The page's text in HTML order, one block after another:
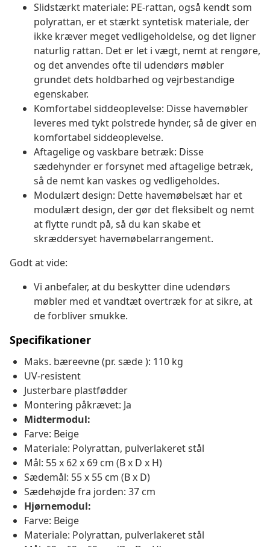
Slidstærkt materiale: PE-rattan, også kendt som
polyrattan, er et stærkt syntetisk materiale, der
ikke kræver meget vedligeholdelse, og det ligner
naturlig rattan. Det er let i vægt, nemt at rengøre,
og det anvendes ofte til udendørs møbler
grundet dets holdbarhed og vejrbestandige
egenskaber.
Komfortabel siddeoplevelse: Disse havemøbler
leveres med tykt polstrede hynder, så de giver en
komfortabel siddeoplevelse.
Aftagelige og vaskbare betræk: Disse
sædehynder er forsynet med aftagelige betræk,
så de nemt kan vaskes og vedligeholdes.
Modulært design: Dette havemøbelsæt har et
modulært design, der gør det fleksibelt og nemt
at flytte rundt på, så du kan skabe et
skræddersyet havemøbelarrangement.
Godt at vide:
Vi anbefaler, at du beskytter dine udendørs
møbler med et vandtæt overtræk for at sikre, at
de forbliver smukke.
Specifikationer
Maks. bæreevne (pr. sæde ): 110 kg
UV-resistent
Justerbare plastfødder
Montering påkrævet: Ja
Midtermodul:
Farve: Beige
Materiale: Polyrattan, pulverlakeret stål
Mål: 55 x 62 x 69 cm (B x D x H)
Sædemål: 55 x 55 cm (B x D)
Sædehøjde fra jorden: 37 cm
Hjørnemodul:
Farve: Beige
Materiale: Polyrattan, pulverlakeret stål